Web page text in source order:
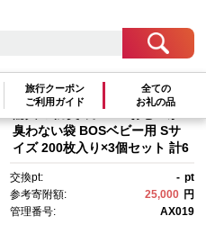
旅行クーポン
ご利用ガイド
全ての
お礼の品
驚異の 防臭 袋 BOS おむつが
臭わない袋 BOSベビー用 Sサ
イズ 200枚入り×3個セット 計6
活用品 まとめ買い ゴミ袋 大容
量 日用消耗品 防災用 非常用 防
臭袋 介護 赤ちゃん ペット お
交換pt: - pt
参考寄附額:
25,000 円
管理番号:
AX019